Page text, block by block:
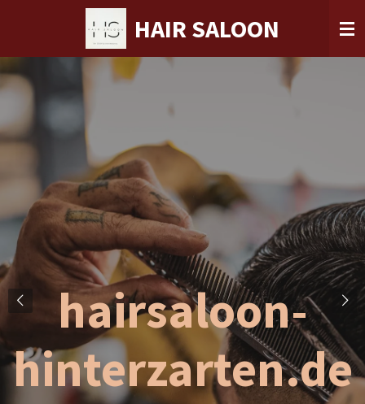
springen
HAIR SALOON
hairsaloon-
hinterzarten.de